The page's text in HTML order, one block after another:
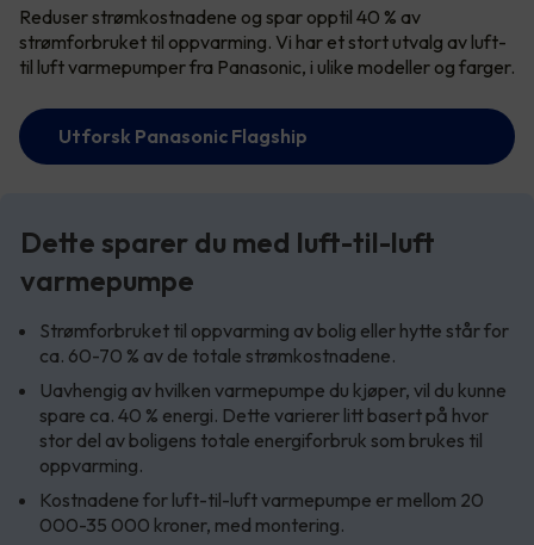
Reduser strømkostnadene og spar opptil 40 % av
strømforbruket til oppvarming. Vi har et stort utvalg av luft-
til luft varmepumper fra Panasonic, i ulike modeller og farger.
Utforsk Panasonic Flagship
Dette sparer du med luft-til-luft
varmepumpe
Strømforbruket til oppvarming av bolig eller hytte står for
ca. 60-70 % av de totale strømkostnadene.
Uavhengig av hvilken varmepumpe du kjøper, vil du kunne
spare ca. 40 % energi. Dette varierer litt basert på hvor
stor del av boligens totale energiforbruk som brukes til
oppvarming.
Kostnadene for luft-til-luft varmepumpe er mellom 20
000-35 000 kroner, med montering.